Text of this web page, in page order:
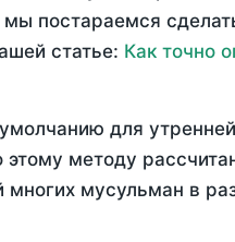
постараемся
статье: Как точно
для
методу
многих мусульман в